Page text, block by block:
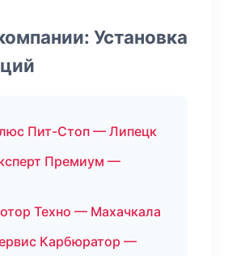
Установка
Пит-Стоп — Липецк
Премиум —
Техно — Махачкала
Карбюратор —